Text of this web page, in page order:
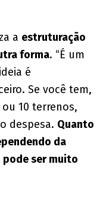
a estruturação
forma. “É um
é
Se você tem,
10 terrenos,
despesa. Quanto
da
pode ser muito